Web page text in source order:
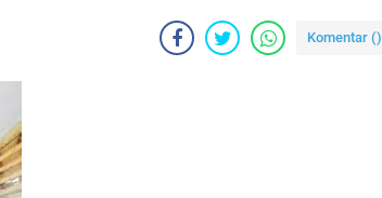
Komentar ()